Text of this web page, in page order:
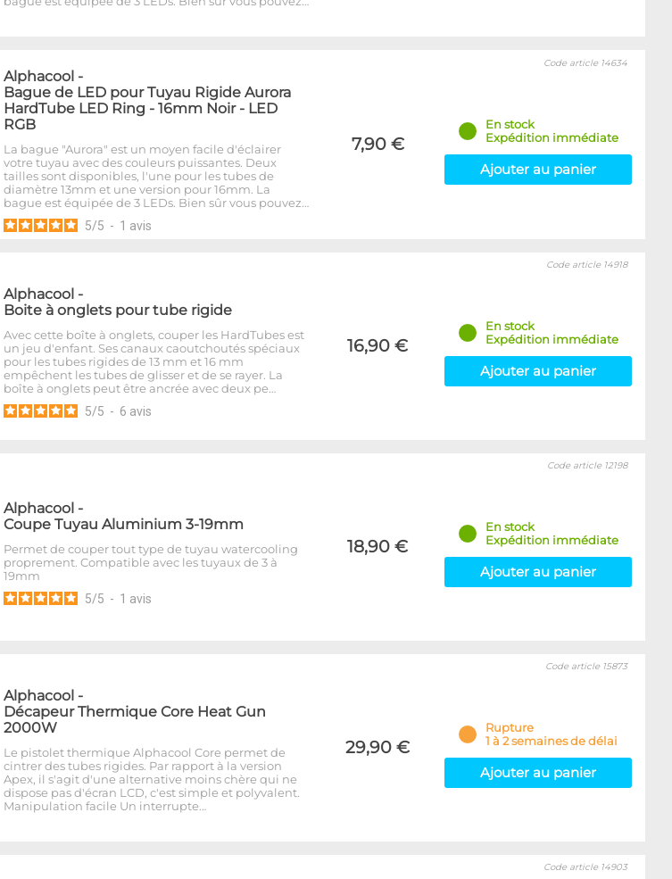
Alphacool -
Bague de LED pour Tuyau Rigide Aurora
HardTube LED Ring - 16mm Noir - LED
RGB
La bague "Aurora" est un moyen facile d'éclairer
votre tuyau avec des couleurs puissantes. Deux
tailles sont disponibles, l'une pour les tubes de
diamètre 13mm et une version pour 16mm. La
bague est équipée de 3 LEDs. Bien sûr vous pouvez…
5/5 - 1 avis
7,90 €
Code article 14634
En stock
Expédition immédiate
Ajouter au panier
Alphacool -
Boite à onglets pour tube rigide
Avec cette boîte à onglets, couper les HardTubes est
un jeu d'enfant. Ses canaux caoutchoutés spéciaux
pour les tubes rigides de 13 mm et 16 mm
empêchent les tubes de glisser et de se rayer. La
boîte à onglets peut être ancrée avec deux pe…
5/5 - 6 avis
16,90 €
Code article 14918
En stock
Expédition immédiate
Ajouter au panier
Alphacool -
Coupe Tuyau Aluminium 3-19mm
Permet de couper tout type de tuyau watercooling
proprement. Compatible avec les tuyaux de 3 à
19mm
5/5 - 1 avis
18,90 €
Code article 12198
En stock
Expédition immédiate
Ajouter au panier
Alphacool -
Décapeur Thermique Core Heat Gun
2000W
Le pistolet thermique Alphacool Core permet de
cintrer des tubes rigides. Par rapport à la version
Apex, il s'agit d'une alternative moins chère qui ne
dispose pas d'écran LCD, c'est simple et polyvalent.
Manipulation facile Un interrupte…
29,90 €
Code article 15873
Rupture
1 à 2 semaines de délai
Ajouter au panier
Code article 14903